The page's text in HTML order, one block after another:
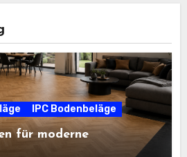
IPC Bodenbeläge
für moderne